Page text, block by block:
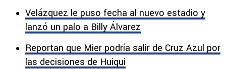
Velázquez le puso fecha al nuevo estadio y
lanzó un palo a Billy Álvarez
Reportan que Mier podría salir de Cruz Azul por
las decisiones de Huiqui